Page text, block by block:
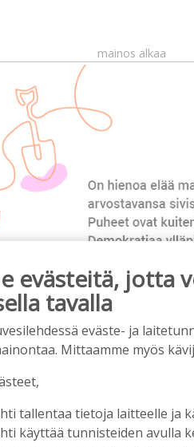
mainos alkaa
mainos päättyy
evästeitä, jotta
tavalla
eväste- ja
Mittaamme myös
tallentaa tietoja laitteelle ja
käyttää tunnisteiden avulla